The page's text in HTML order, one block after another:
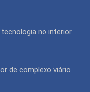
tecnologia no interior
de complexo viário